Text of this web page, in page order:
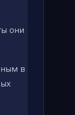
они
в